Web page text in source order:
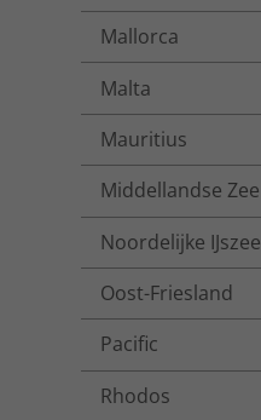
Mallorca
Malta
Mauritius
Middellandse Zee
Noordelijke IJszee
Oost-Friesland
Pacific
Rhodos